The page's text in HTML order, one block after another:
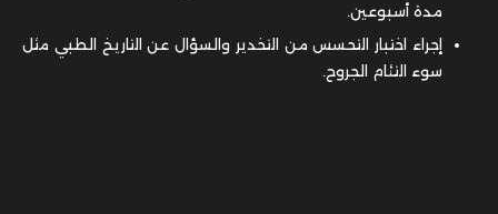
مدة أسبوعين.
إجراء اختبار التحسس من التخدير والسؤال عن التاريخ الطبي مثل
سوء التئام الجروح.